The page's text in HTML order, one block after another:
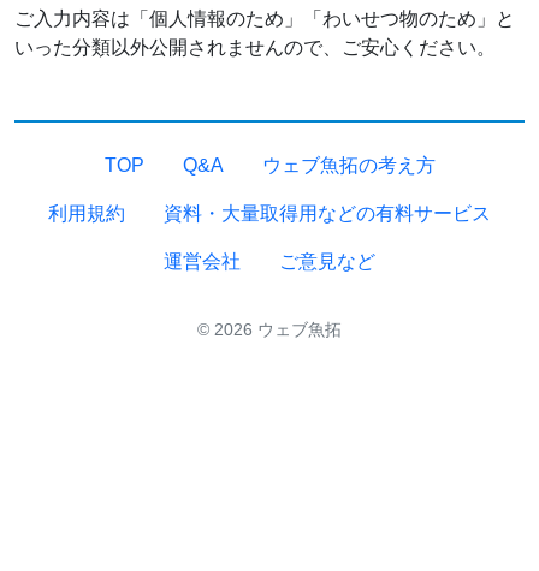
ご入力内容は「個人情報のため」「わいせつ物のため」と
いった分類以外公開されませんので、ご安心ください。
TOP Q&A ウェブ魚拓の考え方
利用規約 資料・大量取得用などの有料サービス
運営会社 ご意見など
© 2026 ウェブ魚拓